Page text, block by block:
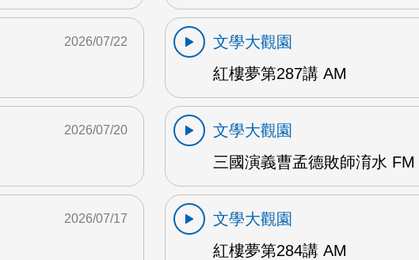
2026/07/22
文學大觀園
紅樓夢第287講 AM
2026/07/20
文學大觀園
三國演義曹孟德敗師淯水 FM
2026/07/17
文學大觀園
紅樓夢第284講 AM